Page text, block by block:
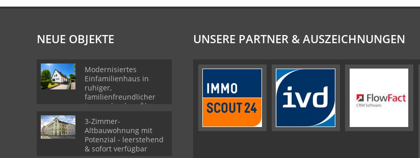
NEUE OBJEKTE
Modernisiertes
Einfamilienhaus in
ruhiger,
familienfreundlicher
Lage nahe dem Ölper
3-Zimmer-
Altbauwohnung mit
Potenzial - leerstehend
& sofort verfügbar
UNSERE PARTNER & AUSZEICHNUNGEN